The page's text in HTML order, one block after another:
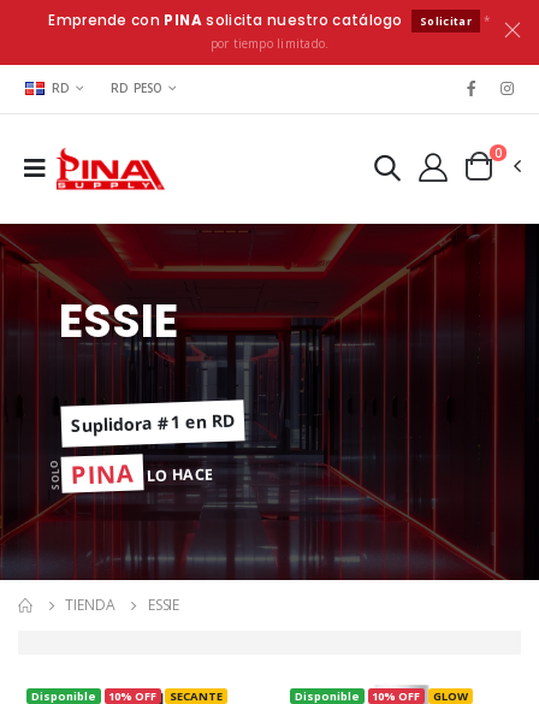
Emprende con PINAsolicita nuestro catálogo Solicitar
*
por tiempo limitado.
RD RD PESO
0
ESSIE
Suplidora #1 en RD
SOLO PINA LO HACE
TIENDA ESSIE
Disponible 10% OFF SECANTE Disponible 10% OFF GLOW